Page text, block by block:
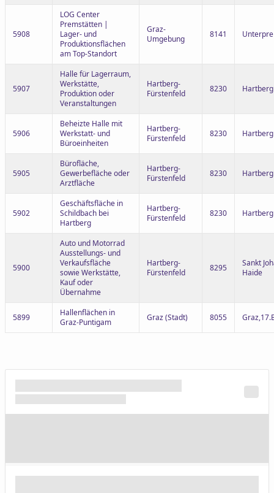
5908
LOG Center
Premstätten |
Lager- und
Produktionsflächen
am Top-Standort
Graz-
Umgebung
8141
5907
Halle für Lagerraum,
Werkstätte,
Produktion oder
Veranstaltungen
Hartberg-
Fürstenfeld
8230 Hartberg
5906
Beheizte Halle mit
Werkstatt- und
Büroeinheiten
Hartberg-
Fürstenfeld
8230 Hartberg
5905
Bürofläche,
Gewerbefläche oder
Arztfläche
Hartberg-
Fürstenfeld
8230 Hartberg
5902
Geschäftsfläche in
Schildbach bei
Hartberg
Hartberg-
Fürstenfeld
8230
5900
Auto und Motorrad
Ausstellungs- und
Verkaufsfläche
sowie Werkstätte,
Kauf oder
Übernahme
Hartberg-
Fürstenfeld
8295
Sankt
Haide
5899
Hallenflächen in
Graz-Puntigam
Graz (Stadt) 8055